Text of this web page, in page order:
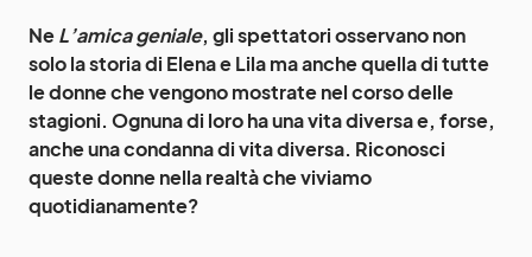
NeL’amica geniale, gli spettatori osservano non
solo la storia di Elena e Lila ma anche quella di tutte
le donne che vengono mostrate nel corso delle
stagioni. Ognuna di loro ha una vita diversa e, forse,
anche una condanna di vita diversa. Riconosci
queste donne nella realtà che viviamo
quotidianamente?